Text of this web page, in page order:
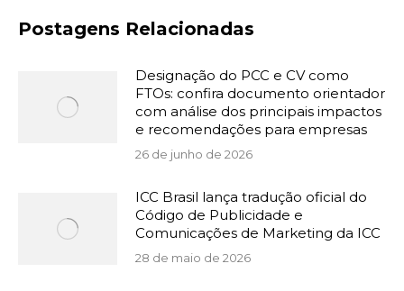
Postagens Relacionadas
Designação do PCC e CV como
FTOs: confira documento orientador
com análise dos principais impactos
e recomendações para empresas
26 de junho de 2026
ICC Brasil lança tradução oficial do
Código de Publicidade e
Comunicações de Marketing da ICC
28 de maio de 2026